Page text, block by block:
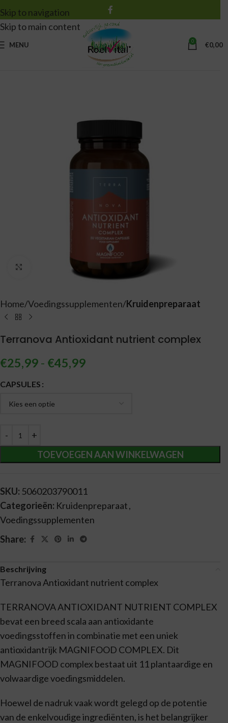
Skip to navigation
Skip to main content
MENU 0 €0,00
Vergroten
Home Voedingssupplementen Kruidenpreparaat
Terranova Antioxidant nutrient complex
€25,99 - €45,99
CAPSULES
TOEVOEGEN AAN WINKELWAGEN
Alternative:
SKU: 5060203790011
Categorieën: Kruidenpreparaat,
Voedingssupplementen
Share:
Beschrijving
Terranova Antioxidant nutrient complex
TERRANOVA ANTIOXIDANT NUTRIENT COMPLEX
bevat een breed scala aan antioxidante
voedingsstoffen in combinatie met een uniek
antioxidantrijk MAGNIFOOD COMPLEX. Dit
MAGNIFOOD complex bestaat uit 11 plantaardige en
volwaardige voedingsmiddelen.
Hoewel de nadruk vaak wordt gelegd op de potentie
van de enkelvoudige ingrediënten, is het belangrijker